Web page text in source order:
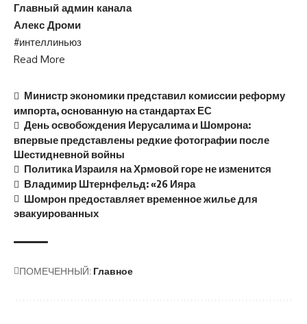
Главный админ канала
Алекс Дроми
#интеллиньюз
Read More
Министр экономики представил комиссии реформу
импорта, основанную на стандартах ЕС
День освобождения Иерусалима и Шомрона:
впервые представлены редкие фотографии после
Шестидневной войны
Политика Израиля на Хрмовой горе не изменится
Владимир Штернфельд: «26 Ияра
Шомрон предоставляет временное жилье для
эвакуированных
ПОМЕЧЕННЫЙ: Главное